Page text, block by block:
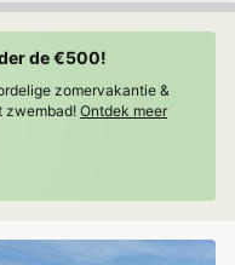
de €500!
zomervakantie &
zwembad!Ontdek meer